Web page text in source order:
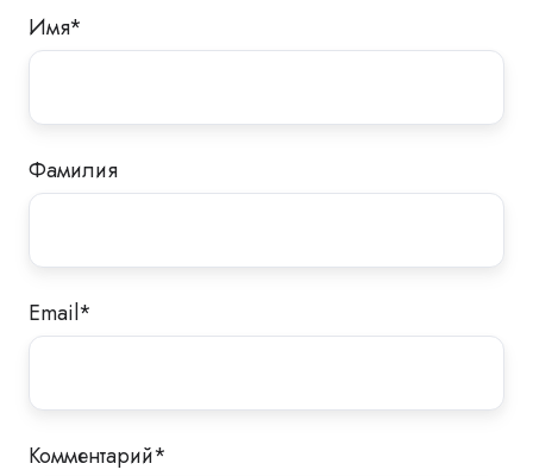
Имя*
Фамилия
Email*
Комментарий*